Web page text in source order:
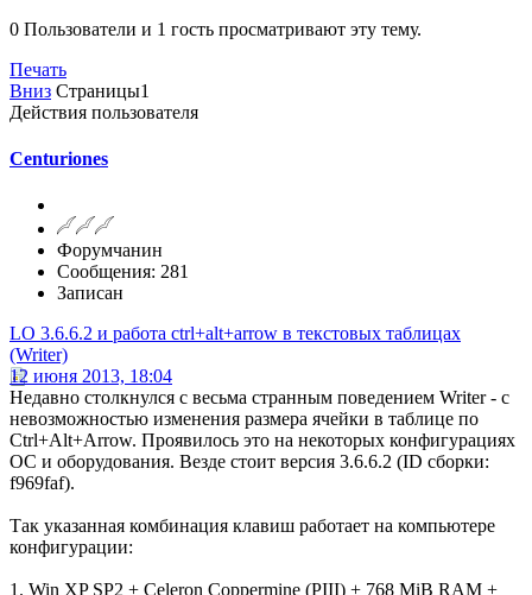
0 Пользователи и 1 гость просматривают эту тему.
Печать
Вниз Страницы1
Действия пользователя
Centuriones
Форумчанин
Сообщения: 281
Записан
LO 3.6.6.2 и работа ctrl+alt+arrow в текстовых таблицах
(Writer)
12 июня 2013, 18:04
Недавно столкнулся с весьма странным поведением Writer - с
невозможностью изменения размера ячейки в таблице по
Ctrl+Alt+Arrow. Проявилось это на некоторых конфигурациях
ОС и оборудования. Везде стоит версия 3.6.6.2 (ID сборки:
f969faf).
Так указанная комбинация клавиш работает на компьютере
конфигурации:
1. Win XP SP2 + Celeron Coppermine (PIII) + 768 MiB RAM +